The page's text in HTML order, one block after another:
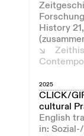
History
2025
CLICK/
cultural
English
in: